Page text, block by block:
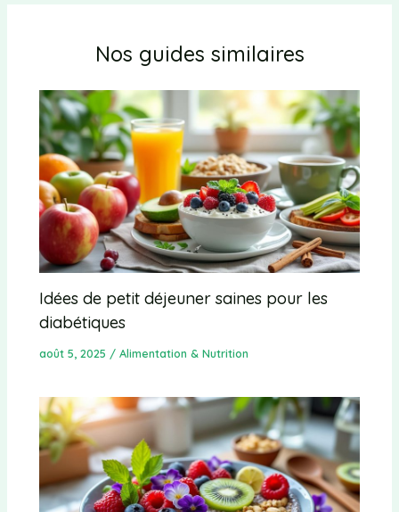
Nos guides similaires
Idées de petit déjeuner saines pour les
diabétiques
août 5, 2025 /Alimentation & Nutrition